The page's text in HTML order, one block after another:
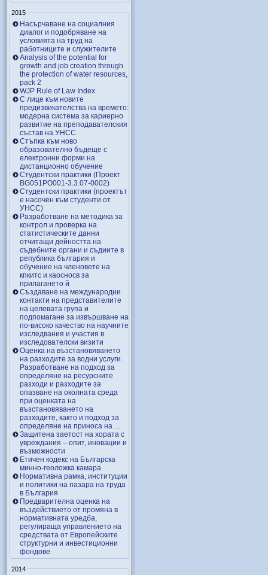
2015
Насърчаване на социалния
диалог и подобряване на
условията на труд на
работниците и служителите
Analysis of the potential for
growth and job creation through
the protection of water resources,
pack 2
WJP Rule of Law Index
С лице към новите
предизвикателства на времето:
модерна система за кариерно
развитие на преподавателския
състав на УНСС
Стъпка към ново
образователно бъдеще с
електронни форми на
дистанционно обучение
Студентски практики (Проект
BG051PO001-3.3.07-0002)
Студентски практики (проектът
е насочен към студенти от
УНСС)
Разработване на методика за
контрол и проверка на
статистическите данни
отчитащи дейността на
съдебните органи и съдиите в
република българия и
обучение на членовете на
кпкитс и каосносв за
прилагането й
Създаване на международни
контакти на представителите
на целевата група и
подпомагане за извършване на
по-високо качество на научните
изследвания и участия в
изследователски визити
Оценка на възстановяването
на разходите за водни услуги.
Разработване на подход за
определяне на ресурсните
разходи и разходите за
опазване на околната среда
при оценката на
възстановяването на
разходите, както и подход за
определяне на приноса на ...
Защитена заетост на хората с
увреждания – опит, иновации и
възможности
Етичен кодекс на Българска
минно-геоложка камара
Нормативна рамка, институции
и политики на пазара на труда
в България
Предварителна оценка на
въздействието от промяна в
нормативната уредба,
регулираща управлението на
средствата от Европейските
структурни и инвестиционни
фондове
2014